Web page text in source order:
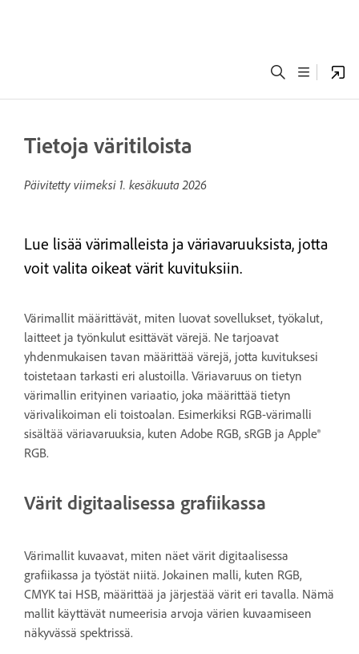
Tietoja väritiloista
Päivitetty viimeksi 1. kesäkuuta 2026
Lue lisää värimalleista ja väriavaruuksista, jotta
voit valita oikeat värit kuvituksiin.
Värimallit määrittävät, miten luovat sovellukset, työkalut,
laitteet ja työnkulut esittävät värejä. Ne tarjoavat
yhdenmukaisen tavan määrittää värejä, jotta kuvituksesi
toistetaan tarkasti eri alustoilla. Väriavaruus on tietyn
värimallin erityinen variaatio, joka määrittää tietyn
värivalikoiman eli toistoalan. Esimerkiksi RGB-värimalli
sisältää väriavaruuksia, kuten Adobe RGB, sRGB ja Apple®
RGB.
Värit digitaalisessa grafiikassa
Värimallit kuvaavat, miten näet värit digitaalisessa
grafiikassa ja työstät niitä. Jokainen malli, kuten RGB,
CMYK tai HSB, määrittää ja järjestää värit eri tavalla. Nämä
mallit käyttävät numeerisia arvoja värien kuvaamiseen
näkyvässä spektrissä.